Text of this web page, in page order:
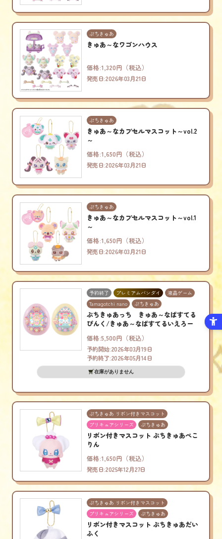
ぷちきゅあ
きゅあ～なワゴンハウス
価格:1,320円（税込）
発売日:2026年03月21日
ぷちきゅあ
きゅあ～なカプセルマスコット～vol.2
～
価格:1,650円（税込）
発売日:2026年03月21日
ぷちきゅあ
きゅあ～なカプセルマスコット～vol.1
～
価格:1,650円（税込）
発売日:2026年03月21日
予約終了 プレミアムバンダイ
液晶ゲーム
Tamagotchi nano
ぷちきゅあ
ぷちきゅあっち きゅあ～なぱすてる
ぴんく/きゅあ～なぱすてるいえろー
価格:5,500円（税込）
予約開始:2026年03月19日
予約終了:2026年05月14日
在庫がありません
ぷちきゅあ リボン付きマスコット
プリキュアシリーズ
ぷちきゅあ
リボン付きマスコット ぷちきゅあぺこ
りん
価格:1,650円（税込）
発売日:2025年12月27日
ぷちきゅあ リボン付きマスコット
プリキュアシリーズ
ぷちきゅあ
リボン付きマスコット ぷちきゅあだい
ふく